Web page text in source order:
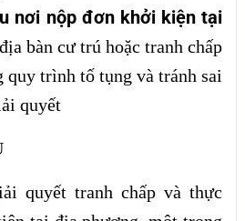
nơi nộp đơn khởi kiện tại
bàn cư trú hoặc tranh chấp
quy trình tố tụng và tránh sai
quyết
quyết tranh chấp và thực